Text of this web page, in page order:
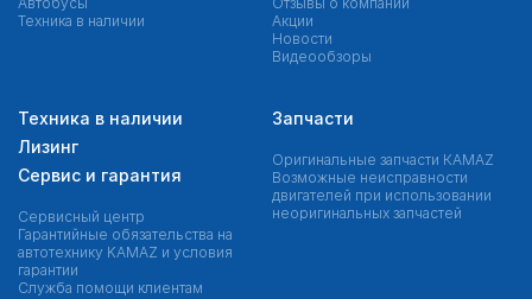
Техника в наличии
Акции
Новости
Видеообзоры
Техника в наличии
Лизинг
Сервис и гарантия
Сервисный центр
Гарантийные обязательства на
автотехнику KAMAZ и условия
гарантии
Служба помощи клиентам
Запчасти
Оригинальные запчасти КAMAZ
Возможные неисправности
двигателей при использовании
неоригинальных запчастей